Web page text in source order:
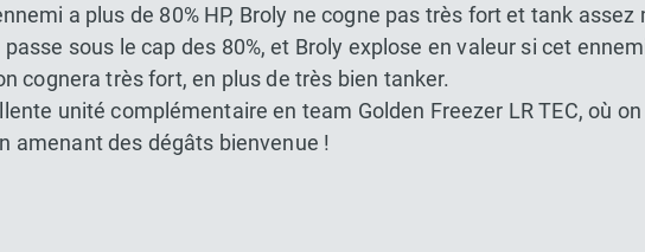
a plus de 80% HP, Broly ne cogne pas très fort et tank assez
sous le cap des 80%, et Broly explose en valeur si cet
cognera très fort, en plus de très bien tanker.
unité complémentaire en team Golden Freezer LR TEC, où
amenant des dégâts bienvenue !